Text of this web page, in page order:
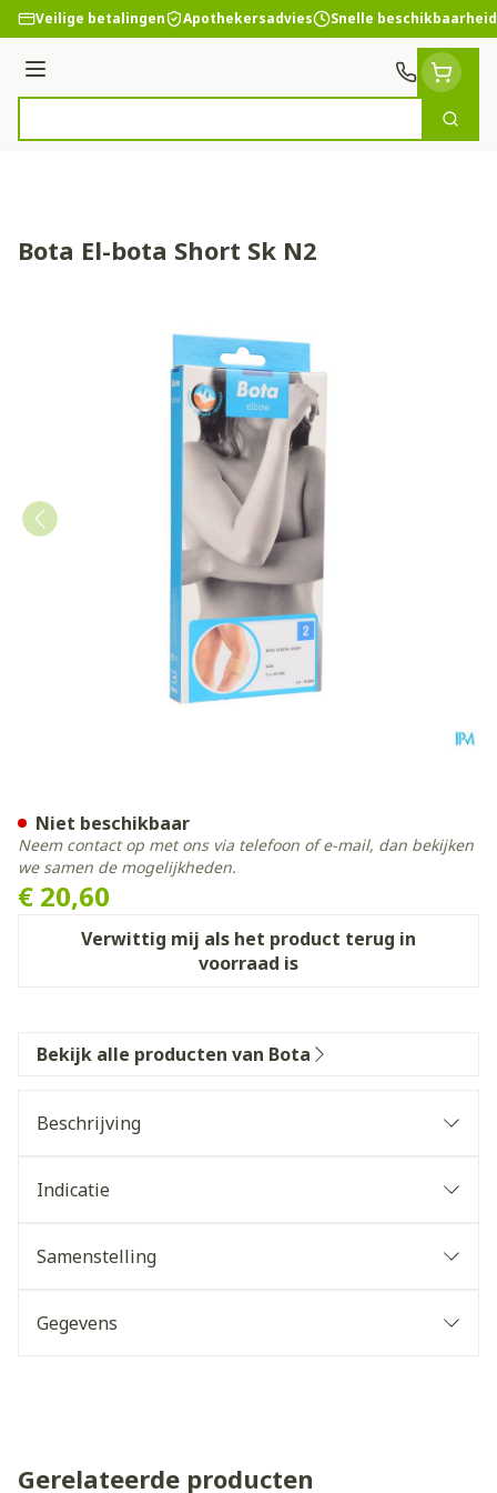
Ga naar de inhoud
Veilige betalingen Apothekersadvies Snelle beschikbaarheid
Menu
Zoek
Bota El-bota Short Sk N2
€ 20,60
Verwittig mij als het product terug in
voorraad is
Niet beschikbaar
Neem contact op met ons via telefoon of e-mail, dan bekijken
we samen de mogelijkheden.
Bekijk alle producten van Bota
Beschrijving
Indicatie
Samenstelling
Gegevens
Gerelateerde producten